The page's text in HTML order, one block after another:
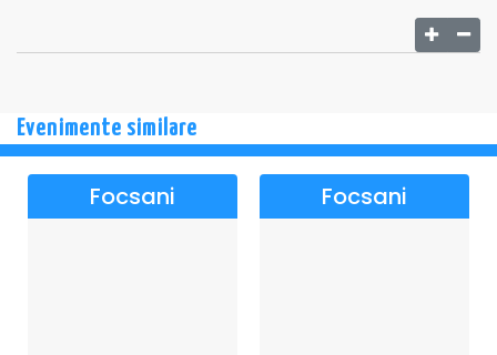
Evenimente similare
Focsani Focsani